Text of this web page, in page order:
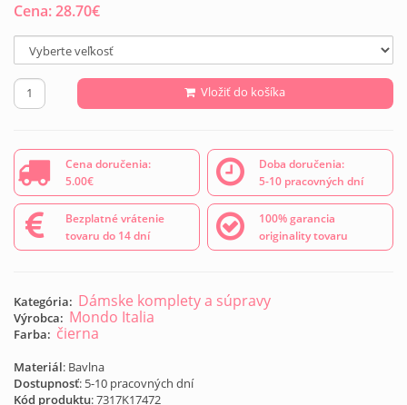
Cena:28.70€
Vložiť do košíka
Cena doručenia:
5.00€
Doba doručenia:
5-10 pracovných dní
Bezplatné vrátenie
tovaru do 14 dní
100% garancia
originality tovaru
Kategória: Dámske komplety a súpravy
Výrobca: Mondo Italia
Farba: čierna
Materiál: Bavlna
Dostupnosť: 5-10 pracovných dní
Kód produktu:7317K17472